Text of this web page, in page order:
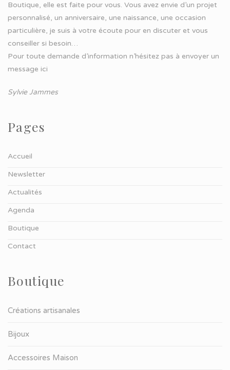
Boutique, elle est faite pour vous. Vous avez envie d’un projet
personnalisé, un anniversaire, une naissance, une occasion
particulière, je suis à votre écoute pour en discuter et vous
conseiller si besoin…
Pour toute demande d’information n’hésitez pas à envoyer un
message ici
Sylvie Jammes
Pages
Accueil
Newsletter
Actualités
Agenda
Boutique
Contact
Boutique
Créations artisanales
Bijoux
Accessoires Maison